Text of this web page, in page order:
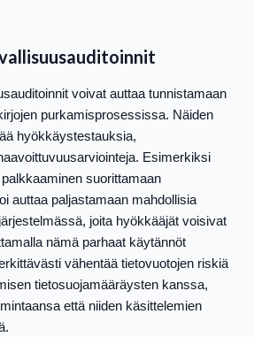
voivat auttaa tunnistamaan
purkamisprosessissa. Näiden
hyökkäystestauksia,
Esimerkiksi
suorittamaan
auttaa paljastamaan mahdollisia
joita hyökkääjät voisivat
nämä parhaat käytännöt
vähentää tietovuotojen riskiä
tietosuojamääräysten kanssa,
että niiden käsittelemien